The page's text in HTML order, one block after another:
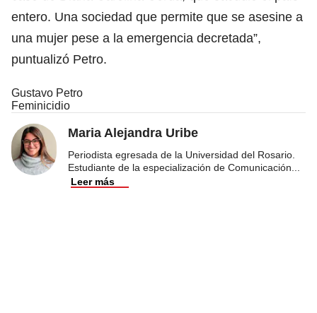
entero. Una sociedad que permite que se asesine a
una mujer pese a la emergencia decretada”,
puntualizó Petro.
Gustavo Petro
Feminicidio
Maria Alejandra Uribe
Periodista egresada de la Universidad del Rosario.
Estudiante de la especialización de Comunicación
Leer más